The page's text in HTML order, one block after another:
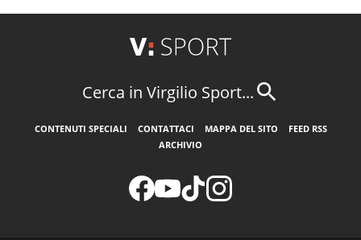
Cerca in Virgilio Sport...
CONTENUTI SPECIALI CONTATTACI MAPPA DEL SITO
FEED RSS
ARCHIVIO